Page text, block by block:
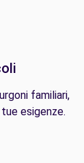
familiari,
esigenze.